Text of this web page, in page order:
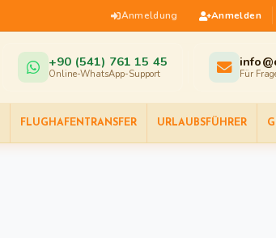
Anmeldung Anmelden
+90 (541) 761 15 45
Online-WhatsApp-Support Für
FLUGHAFENTRANSFER URLAUBSFÜHRER